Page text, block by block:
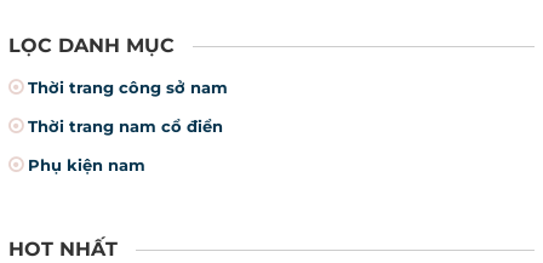
LỌC DANH MỤC
Thời trang công sở nam
Thời trang nam cổ điển
Phụ kiện nam
HOT NHẤT